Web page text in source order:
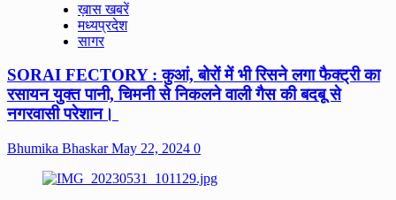
ख़ास खबरें
मध्यप्रदेश
सागर
SORAI FECTORY : कुआं, बोरों में भी रिसने लगा फैक्ट्री का
रसायन युक्त पानी, चिमनी से निकलने वाली गैस की बदबू से
नगरवासी परेशान।
Bhumika BhaskarMay 22, 2024 0